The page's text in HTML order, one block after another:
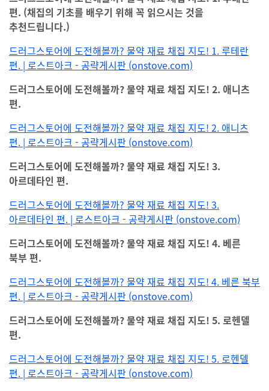
편. (채집의 기초를 배우기 위해 꼭 읽으시는 것을
추천드립니다.)
드러그스토어에 도전해볼까? 물약 재료 채집 지도! 1. 루테란
편. | 로스트아크 - 공략게시판 (onstove.com)
드러그스토어에 도전해볼까? 물약 재료 채집 지도! 2. 애니츠
편.
드러그스토어에 도전해볼까? 물약 재료 채집 지도! 2. 애니츠
편. | 로스트아크 - 공략게시판 (onstove.com)
드러그스토어에 도전해볼까? 물약 재료 채집 지도! 3.
아르데타인 편.
드러그스토어에 도전해볼까? 물약 재료 채집 지도! 3.
아르데타인 편. | 로스트아크 - 공략게시판 (onstove.com)
드러그스토어에 도전해볼까? 물약 재료 채집 지도! 4. 베른
북부 편.
드러그스토어에 도전해볼까? 물약 재료 채집 지도! 4. 베른 북부
편. | 로스트아크 - 공략게시판 (onstove.com)
드러그스토어에 도전해볼까? 물약 재료 채집 지도! 5. 로헨델
편.
드러그스토어에 도전해볼까? 물약 재료 채집 지도! 5. 로헨델
편. | 로스트아크 - 공략게시판 (onstove.com)